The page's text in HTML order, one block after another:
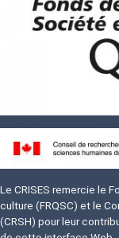
Image
Le CRISES remercie le
culture (FRQSC) et le
(CRSH) pour leur